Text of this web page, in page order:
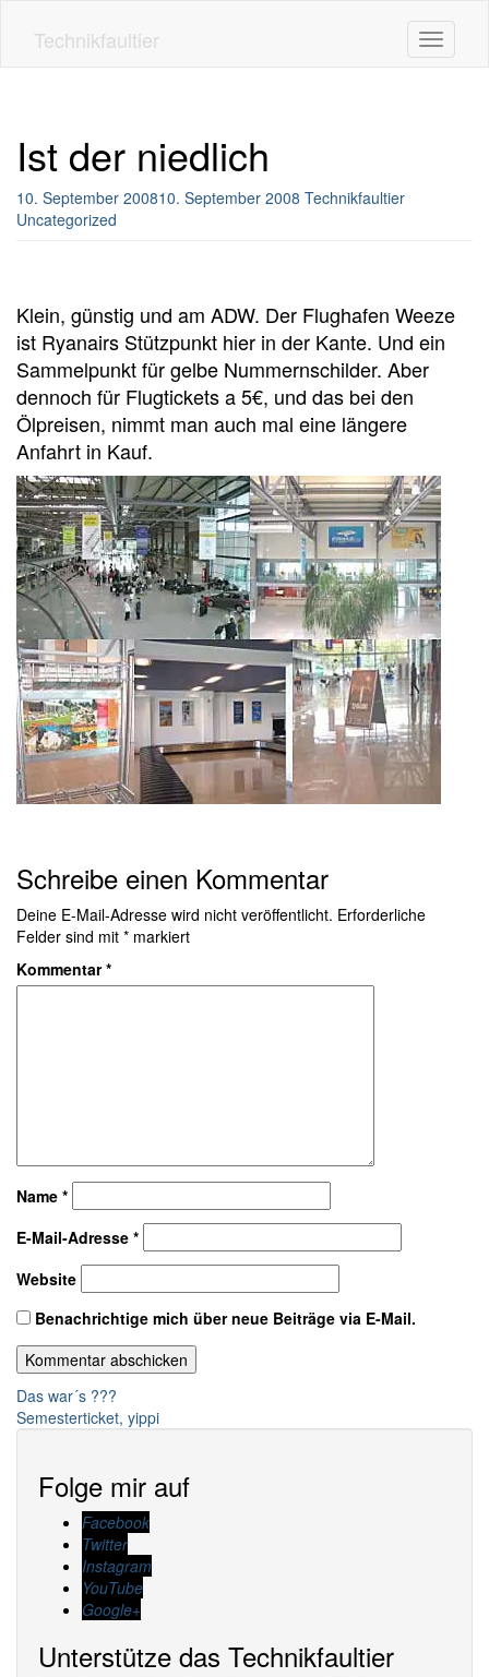
Technikfaultier Toggle
Ist der niedlich
10. September 200810. September 2008 Technikfaultier
Uncategorized
Klein, günstig und am ADW. Der Flughafen Weeze
ist Ryanairs Stützpunkt hier in der Kante. Und ein
Sammelpunkt für gelbe Nummernschilder. Aber
dennoch für Flugtickets a 5€, und das bei den
Ölpreisen, nimmt man auch mal eine längere
Anfahrt in Kauf.
Schreibe einen Kommentar
Deine E-Mail-Adresse wird nicht veröffentlicht. Erforderliche
Felder sind mit * markiert
Kommentar*
Name *
E-Mail-Adresse *
Website
Benachrichtige mich über neue Beiträge via E-Mail.
Beitragsnavigation
Das war´s ???
Semesterticket, yippi
Folge mir auf
Facebook
Twitter
Instagram
YouTube
Google+
Unterstütze das Technikfaultier